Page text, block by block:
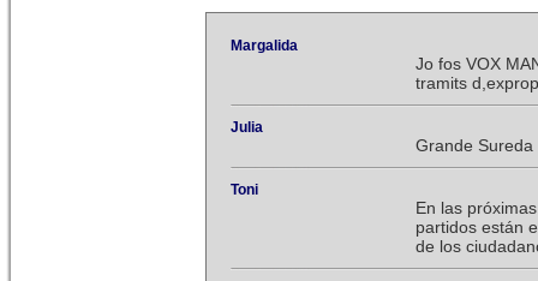
Margalida
Jo fos VOX
tramits
Julia
Grande Sureda
Toni
En las
partidos están
de los